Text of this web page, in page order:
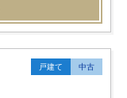
戸建て 中古